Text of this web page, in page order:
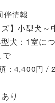
伴情報
ズ】小型犬～
型犬：1室に
で
：4,400円 /
り